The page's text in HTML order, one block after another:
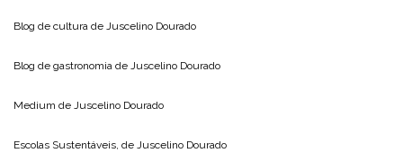
Blog de cultura de Juscelino Dourado
Blog de gastronomia de Juscelino Dourado
Medium de Juscelino Dourado
Escolas Sustentáveis, de Juscelino Dourado